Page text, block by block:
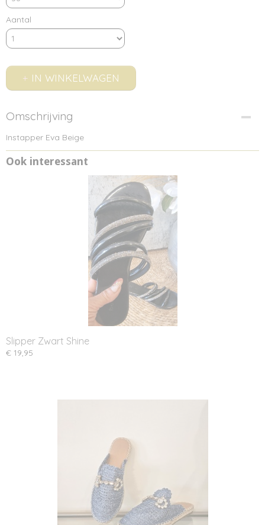
Aantal
IN WINKELWAGEN
Omschrijving
Instapper Eva Beige
Ook interessant
Slipper Zwart Shine
€ 19,95